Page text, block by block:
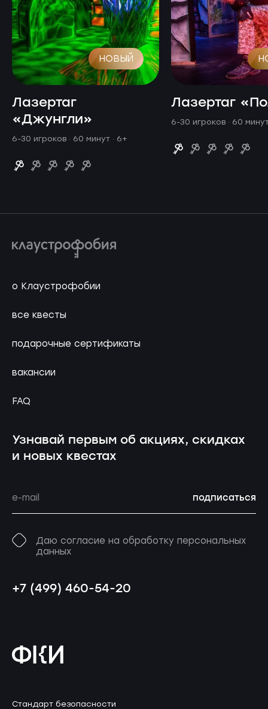
НОВЫЙ
Лазертаг
«Джунгли»
6-30 игроков · 60 минут · 6+
Лазертаг
6-30 игроков · 60
о Клаустрофобии
все квесты
подарочные сертификаты
вакансии
FAQ
Узнавай первым об акциях, скидках
и новых квестах
подписаться
Даю согласие на обработку персональных
данных
+7 (499) 460-54-20
Стандарт безопасности